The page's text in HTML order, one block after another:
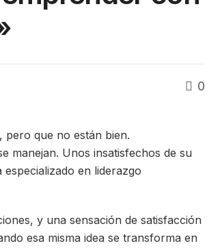
0
pero que no están bien.
manejan. Unos insatisfechos de su
especializado en liderazgo
y una sensación de satisfacción
esa misma idea se transforma en